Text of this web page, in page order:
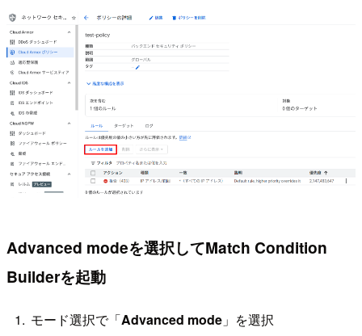
Advanced modeを選択してMatch Condition
Builderを起動
モード選択で「Advanced mode 」を選択